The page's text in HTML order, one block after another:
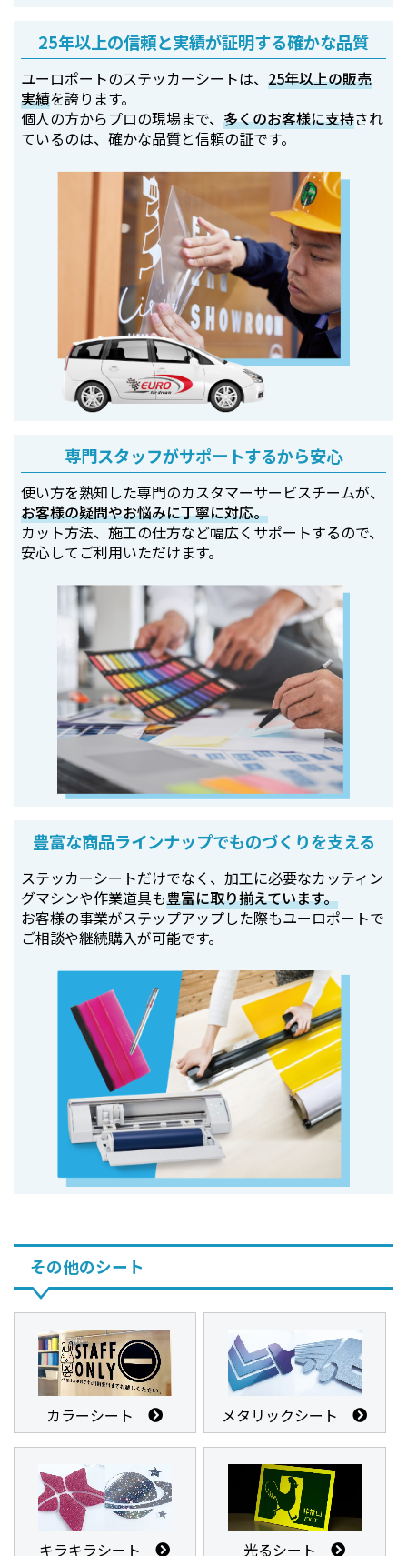
25年以上の信頼と実績が証明する確かな品質
ユーロポートのステッカーシートは、25年以上の販売
実績を誇ります。
個人の方からプロの現場まで、多くのお客様に支持され
ているのは、確かな品質と信頼の証です。
専門スタッフがサポートするから安心
使い方を熟知した専門のカスタマーサービスチームが、
お客様の疑問やお悩みに丁寧に対応。
カット方法、施工の仕方など幅広くサポートするので、
安心してご利用いただけます。
豊富な商品ラインナップでものづくりを支える
ステッカーシートだけでなく、加工に必要なカッティン
グマシンや作業道具も豊富に取り揃えています。
お客様の事業がステップアップした際もユーロポートで
ご相談や継続購入が可能です。
その他のシート
カラーシート メタリックシート
キラキラシート 光るシート